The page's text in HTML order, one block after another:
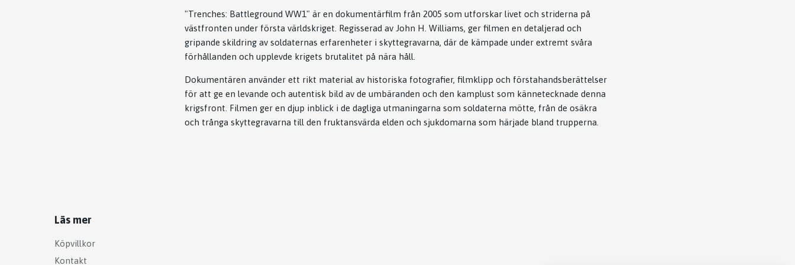
"Trenches: Battleground WW1" är en dokumentärfilm från 2005 som utforskar livet och striderna på
västfronten under första världskriget. Regisserad av John H. Williams, ger filmen en detaljerad och
gripande skildring av soldaternas erfarenheter i skyttegravarna, där de kämpade under extremt svåra
förhållanden och upplevde krigets brutalitet på nära håll.
Dokumentären använder ett rikt material av historiska fotografier, filmklipp och förstahandsberättelser
för att ge en levande och autentisk bild av de umbäranden och den kamplust som kännetecknade denna
krigsfront. Filmen ger en djup inblick i de dagliga utmaningarna som soldaterna mötte, från de osäkra
och trånga skyttegravarna till den fruktansvärda elden och sjukdomarna som härjade bland trupperna.
Läs mer
Köpvillkor
Kontakt